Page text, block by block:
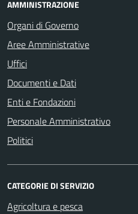
AMMINISTRAZIONE
Organi di Governo
Aree Amministrative
Uffici
Documenti e Dati
Enti e Fondazioni
Personale Amministrativo
Politici
CATEGORIE DI SERVIZIO
Agricoltura e pesca